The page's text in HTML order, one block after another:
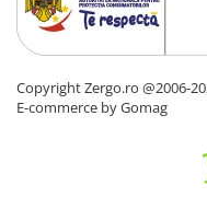
Copyright Zergo.ro @2006-
E-commerce by Gomag